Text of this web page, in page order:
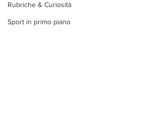
Rubriche & Curiosità
Sport in primo piano